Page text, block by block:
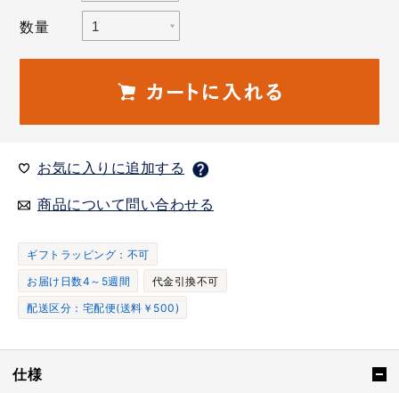
数量
お気に入りに追加する
商品について問い合わせる
ギフトラッピング：不可
お届け日数4～5週間
代金引換不可
配送区分：宅配便(送料￥500)
仕様